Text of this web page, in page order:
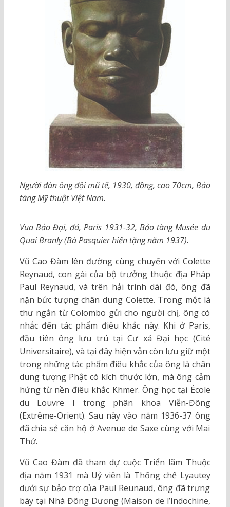
Người đàn ông đội mũ tế, 1930, đồng, cao 70cm, Bảo
tàng Mỹ thuật Việt Nam.
Vua Bảo Đại, đá, Paris 1931-32, Bảo tàng Musée du
Quai Branly (Bà Pasquier hiến tặng năm 1937).
Vũ Cao Đàm lên đường cùng chuyến với Colette
Reynaud, con gái của bộ trưởng thuộc địa Pháp
Paul Reynaud, và trên hải trình dài đó, ông đã
nặn bức tượng chân dung Colette. Trong một lá
thư ngắn từ Colombo gửi cho người chị, ông có
nhắc đến tác phẩm điêu khắc này. Khi ở Paris,
đầu tiên ông lưu trú tại Cư xá Đại học (Cité
Universitaire), và tại đây hiện vẫn còn lưu giữ một
trong những tác phẩm điêu khắc của ông là chân
dung tượng Phật có kích thước lớn, mà ông cảm
hứng từ nền điêu khắc Khmer. Ông học tại École
du Louvre I trong phân khoa Viễn-Đông
(Extrême-Orient). Sau này vào năm 1936-37 ông
đã chia sẻ căn hộ ở Avenue de Saxe cùng với Mai
Thứ.
Vũ Cao Đàm đã tham dự cuộc Triển lãm Thuộc
địa năm 1931 mà Uỷ viên là Thống chế Lyautey
dưới sự bảo trợ của Paul Reunaud, ông đã trưng
bày tại Nhà Đông Dương (Maison de l’Indochine,